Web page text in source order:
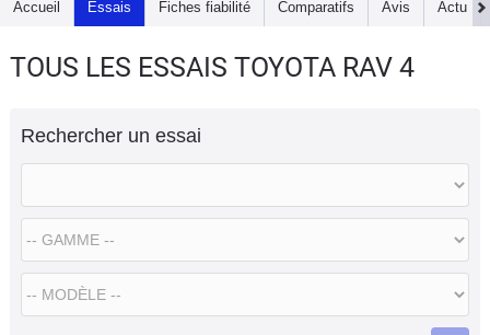
Essais
Guide
d'achat
Electriques
Utilitaires
Accueil Essais Fiches fiabilité Comparatifs Avis Actu
TOUS LES ESSAIS TOYOTA RAV 4
Rechercher un essai